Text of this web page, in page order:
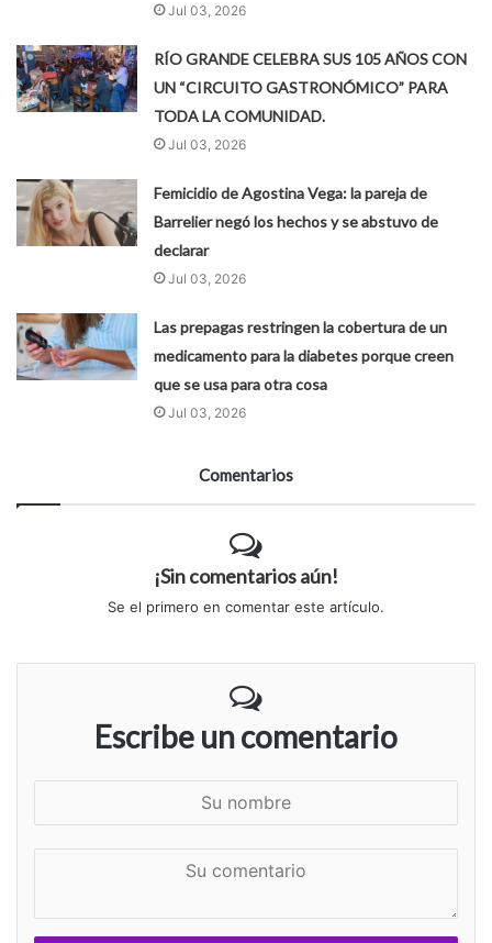
Jul 03, 2026
RÍO GRANDE CELEBRA SUS 105 AÑOS CON
UN “CIRCUITO GASTRONÓMICO” PARA
TODA LA COMUNIDAD.
Jul 03, 2026
Femicidio de Agostina Vega: la pareja de
Barrelier negó los hechos y se abstuvo de
declarar
Jul 03, 2026
Las prepagas restringen la cobertura de un
medicamento para la diabetes porque creen
que se usa para otra cosa
Jul 03, 2026
Comentarios
¡Sin comentarios aún!
Se el primero en comentar este artículo.
Escribe un comentario